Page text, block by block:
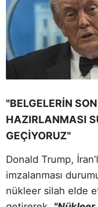
"BELGELERİN
HAZIRLANMASI
GEÇİYORUZ"
Donald Trump,
imzalanması
nükleer silah elde